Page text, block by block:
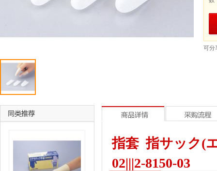
可分
指套 指サック(
02|||2-8150-03